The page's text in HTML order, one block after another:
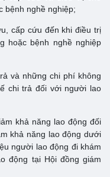
bệnh nghề nghiệp;
cấp cứu đến khi điều trị
hoặc bệnh nghề nghiệp
và những chi phí không
chi trả đối với người lao
khả năng lao động đối
khả năng lao động dưới
người lao động đi khám
động tại Hội đồng giám